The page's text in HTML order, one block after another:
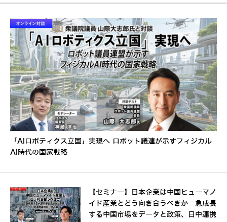
「AIロボティクス立国」実現へ ロボット議連が示すフィジカル
AI時代の国家戦略
【セミナー】日本企業は中国ヒューマノ
イド産業とどう向き合うべきか 急成長
する中国市場をデータと政策、日中連携